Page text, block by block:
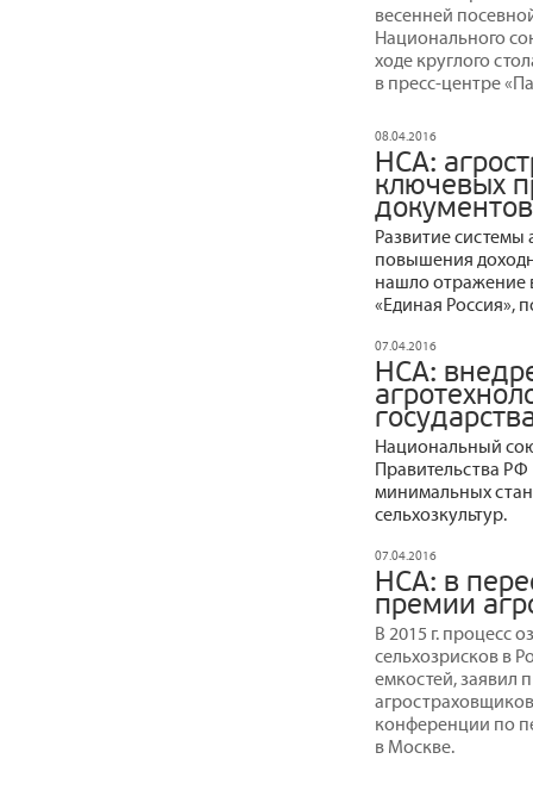
весенней
Национального
ходе круглого
в пресс-центре
08.04.2016
НСА:
ключевых
документов
Развитие
повышения
нашло отражение
«Единая Россия»,
07.04.2016
НСА:
Национальный
Правительства
минимальных
сельхозкультур.
07.04.2016
НСА: в
премии
В 2015 г. процесс
сельхозрисков в
емкостей, заявил
конференции по
в Москве.